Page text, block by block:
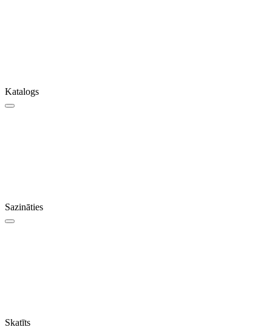
Katalogs
Sazināties
Skatīts